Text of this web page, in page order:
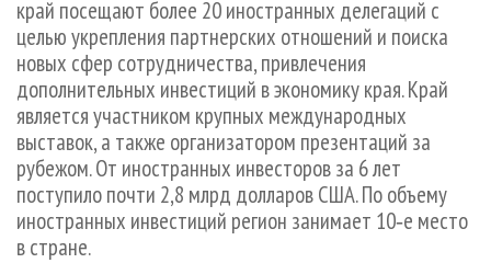
БИОЭНЕРГЕТИКА
ЦБП
ИНСТРУМЕНТ И МАТЕРИАЛЫ
RUSSIAN FORESTRY REVIEW
ГАЗЕТА ЛЕСПРОМФОРУМ
БИБЛИОТЕКА СПЕЦИАЛИСТА
край посещают более 20 иностранных делегаций с
целью укрепления партнерских отношений и поиска
новых сфер сотрудничества, привлечения
дополнительных инвестиций в экономику края. Край
является участником крупных международных
выставок, а также организатором презентаций за
рубежом. От иностранных инвесторов за 6 лет
поступило почти 2,8 млрд долларов США. По объему
иностранных инвестиций регион занимает 10‑е место
в стране.